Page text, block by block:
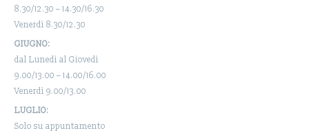
8.30/12.30 – 14.30/16.30
Venerdì 8.30/12.30
GIUGNO:
dal Lunedì al Giovedì
9.00/13.00 – 14.00/16.00
Venerdì 9.00/13.00
LUGLIO:
Solo su appuntamento